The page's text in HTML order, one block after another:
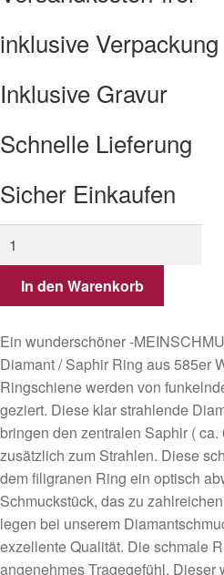
inklusive Verpackung
Inklusive Gravur
Schnelle Lieferung
Sicher Einkaufen
mit
Saphir
aus
Weißgold
und
Brillanten.
Menge
In den Warenkorb
Ein wunderschöner -
Diamant / Saphir Ring aus 585er
Ringschiene werden von
geziert. Diese klar strahlende
bringen den zentralen Saphir (
zusätzlich zum Strahlen. Diese
dem filigranen Ring ein optisch
Schmuckstück, das zu
legen bei unserem
exzellente Qualität. Die schmale
angenehmes Tragegefühl.